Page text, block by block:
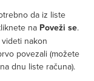
da iz liste
na Poveži se.
nakon
povezali (možete
dnu liste računa).